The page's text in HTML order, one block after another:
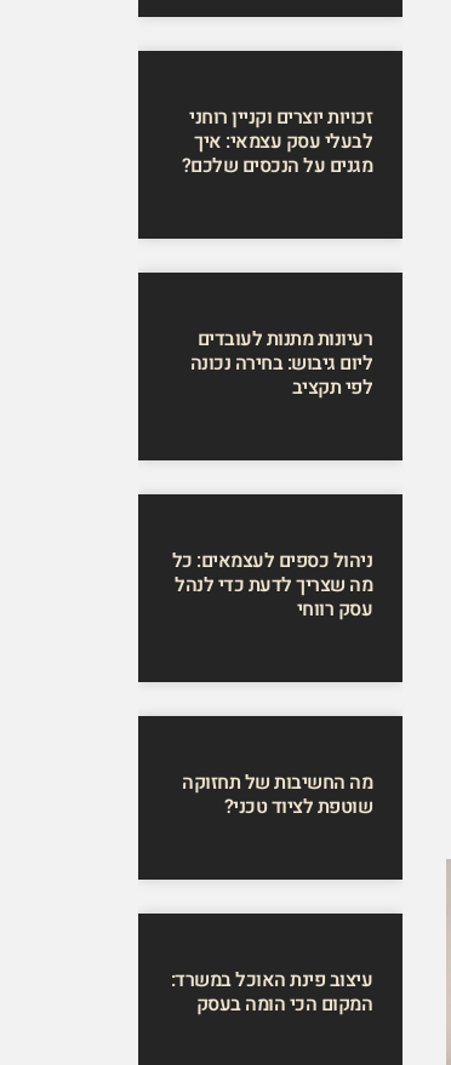
זכויות יוצרים וקניין רוחני
לבעלי עסק עצמאי: איך
מגנים על הנכסים שלכם?
רעיונות מתנות לעובדים
ליום גיבוש: בחירה נכונה
לפי תקציב
ניהול כספים לעצמאים: כל
מה שצריך לדעת כדי לנהל
עסק רווחי
מה החשיבות של תחזוקה
שוטפת לציוד טכני?
עיצוב פינת האוכל במשרד:
המקום הכי הומה בעסק